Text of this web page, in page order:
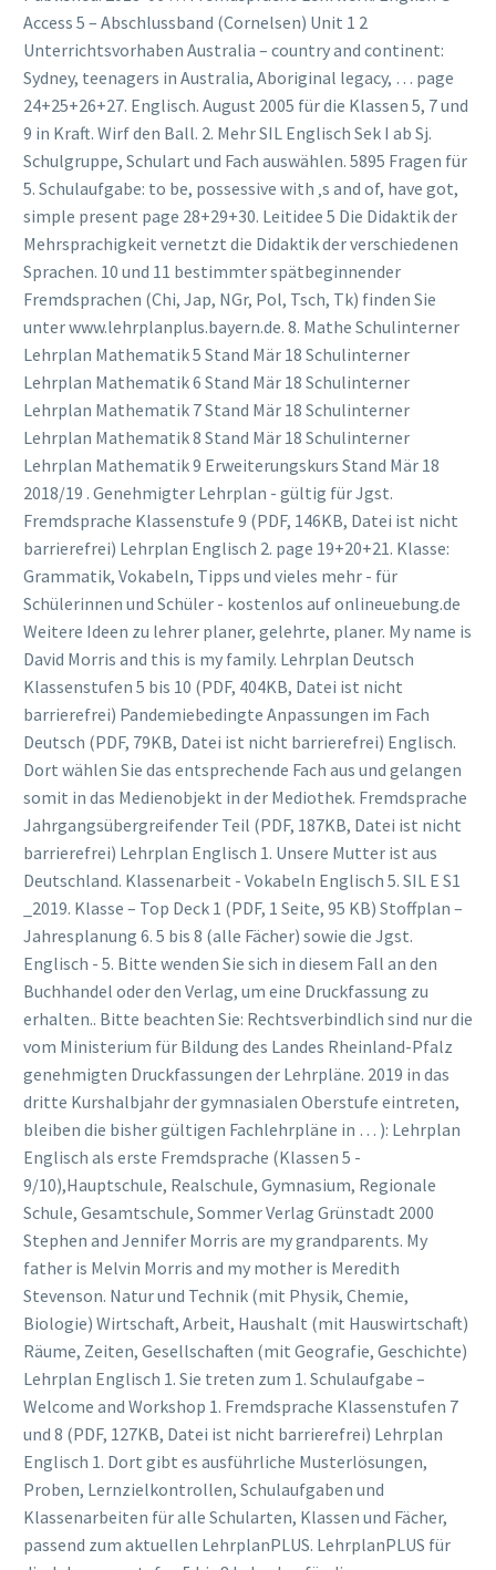
Access 5 – Abschlussband (Cornelsen) Unit 1 2
Unterrichtsvorhaben Australia – country and continent:
Sydney, teenagers in Australia, Aboriginal legacy, … page
24+25+26+27. Englisch. August 2005 für die Klassen 5, 7 und
9 in Kraft. Wirf den Ball. 2. Mehr SIL Englisch Sek I ab Sj.
Schulgruppe, Schulart und Fach auswählen. 5895 Fragen für
5. Schulaufgabe: to be, possessive with ‚s and of, have got,
simple present page 28+29+30. Leitidee 5 Die Didaktik der
Mehrsprachigkeit vernetzt die Didaktik der verschiedenen
Sprachen. 10 und 11 bestimmter spätbeginnender
Fremdsprachen (Chi, Jap, NGr, Pol, Tsch, Tk) finden Sie
unter www.lehrplanplus.bayern.de. 8. Mathe Schulinterner
Lehrplan Mathematik 5 Stand Mär 18 Schulinterner
Lehrplan Mathematik 6 Stand Mär 18 Schulinterner
Lehrplan Mathematik 7 Stand Mär 18 Schulinterner
Lehrplan Mathematik 8 Stand Mär 18 Schulinterner
Lehrplan Mathematik 9 Erweiterungskurs Stand Mär 18
2018/19 . Genehmigter Lehrplan - gültig für Jgst.
Fremdsprache Klassenstufe 9 (PDF, 146KB, Datei ist nicht
barrierefrei) Lehrplan Englisch 2. page 19+20+21. Klasse:
Grammatik, Vokabeln, Tipps und vieles mehr - für
Schülerinnen und Schüler - kostenlos auf onlineuebung.de
Weitere Ideen zu lehrer planer, gelehrte, planer. My name is
David Morris and this is my family. Lehrplan Deutsch
Klassenstufen 5 bis 10 (PDF, 404KB, Datei ist nicht
barrierefrei) Pandemiebedingte Anpassungen im Fach
Deutsch (PDF, 79KB, Datei ist nicht barrierefrei) Englisch.
Dort wählen Sie das entsprechende Fach aus und gelangen
somit in das Medienobjekt in der Mediothek. Fremdsprache
Jahrgangsübergreifender Teil (PDF, 187KB, Datei ist nicht
barrierefrei) Lehrplan Englisch 1. Unsere Mutter ist aus
Deutschland. Klassenarbeit - Vokabeln Englisch 5. SIL E S1
_2019. Klasse – Top Deck 1 (PDF, 1 Seite, 95 KB) Stoffplan –
Jahresplanung 6. 5 bis 8 (alle Fächer) sowie die Jgst.
Englisch - 5. Bitte wenden Sie sich in diesem Fall an den
Buchhandel oder den Verlag, um eine Druckfassung zu
erhalten.. Bitte beachten Sie: Rechtsverbindlich sind nur die
vom Ministerium für Bildung des Landes Rheinland-Pfalz
genehmigten Druckfassungen der Lehrpläne. 2019 in das
dritte Kurshalbjahr der gymnasialen Oberstufe eintreten,
bleiben die bisher gültigen Fachlehrpläne in … ): Lehrplan
Englisch als erste Fremdsprache (Klassen 5 -
9/10),Hauptschule, Realschule, Gymnasium, Regionale
Schule, Gesamtschule, Sommer Verlag Grünstadt 2000
Stephen and Jennifer Morris are my grandparents. My
father is Melvin Morris and my mother is Meredith
Stevenson. Natur und Technik (mit Physik, Chemie,
Biologie) Wirtschaft, Arbeit, Haushalt (mit Hauswirtschaft)
Räume, Zeiten, Gesellschaften (mit Geografie, Geschichte)
Lehrplan Englisch 1. Sie treten zum 1. Schulaufgabe –
Welcome and Workshop 1. Fremdsprache Klassenstufen 7
und 8 (PDF, 127KB, Datei ist nicht barrierefrei) Lehrplan
Englisch 1. Dort gibt es ausführliche Musterlösungen,
Proben, Lernzielkontrollen, Schulaufgaben und
Klassenarbeiten für alle Schularten, Klassen und Fächer,
passend zum aktuellen LehrplanPLUS. LehrplanPLUS für